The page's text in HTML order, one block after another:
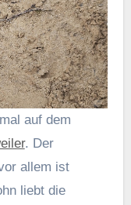
auf dem
. Der
allem ist
liebt die